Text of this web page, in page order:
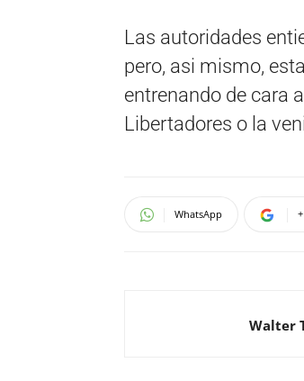
Las autoridades
pero, asi mismo,
entrenando de cara
Libertadores o la
WhatsApp
Walter